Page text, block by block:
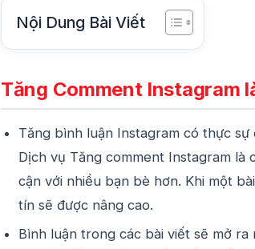
Nội Dung Bài Viết
Tăng Comment Instagram
Tăng bình luận Instagram có thực
Dịch vụ Tăng comment Instagram
cận với nhiều bạn bè hơn. Khi một
tín sẽ được nâng cao.
Bình luận trong các bài viết sẽ mở